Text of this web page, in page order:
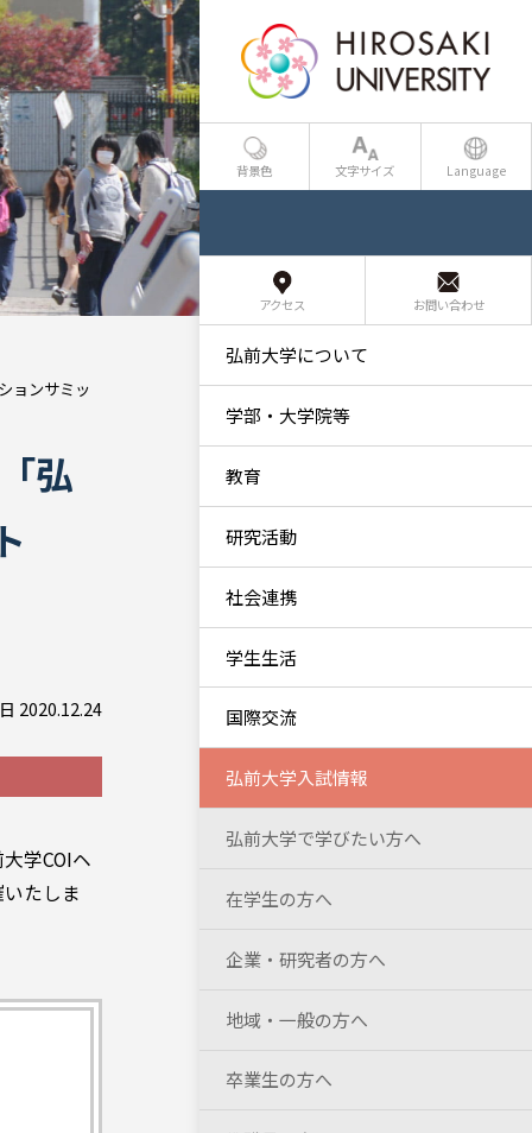
ョンサミッ
弘
2020.12.24
学COIヘ
たしま
背景色 文字サイズ Language
アクセス お問い合わせ
弘前大学について
学部・大学院等
教育
研究活動
社会連携
学生生活
国際交流
弘前大学入試情報
弘前大学で学びたい方へ
在学生の方へ
企業・研究者の方へ
地域・一般の方へ
卒業生の方へ